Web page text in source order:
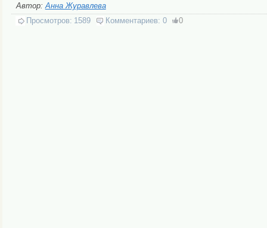
Автор: Анна Журавлева
Просмотров: 1589 Комментариев: 0 0